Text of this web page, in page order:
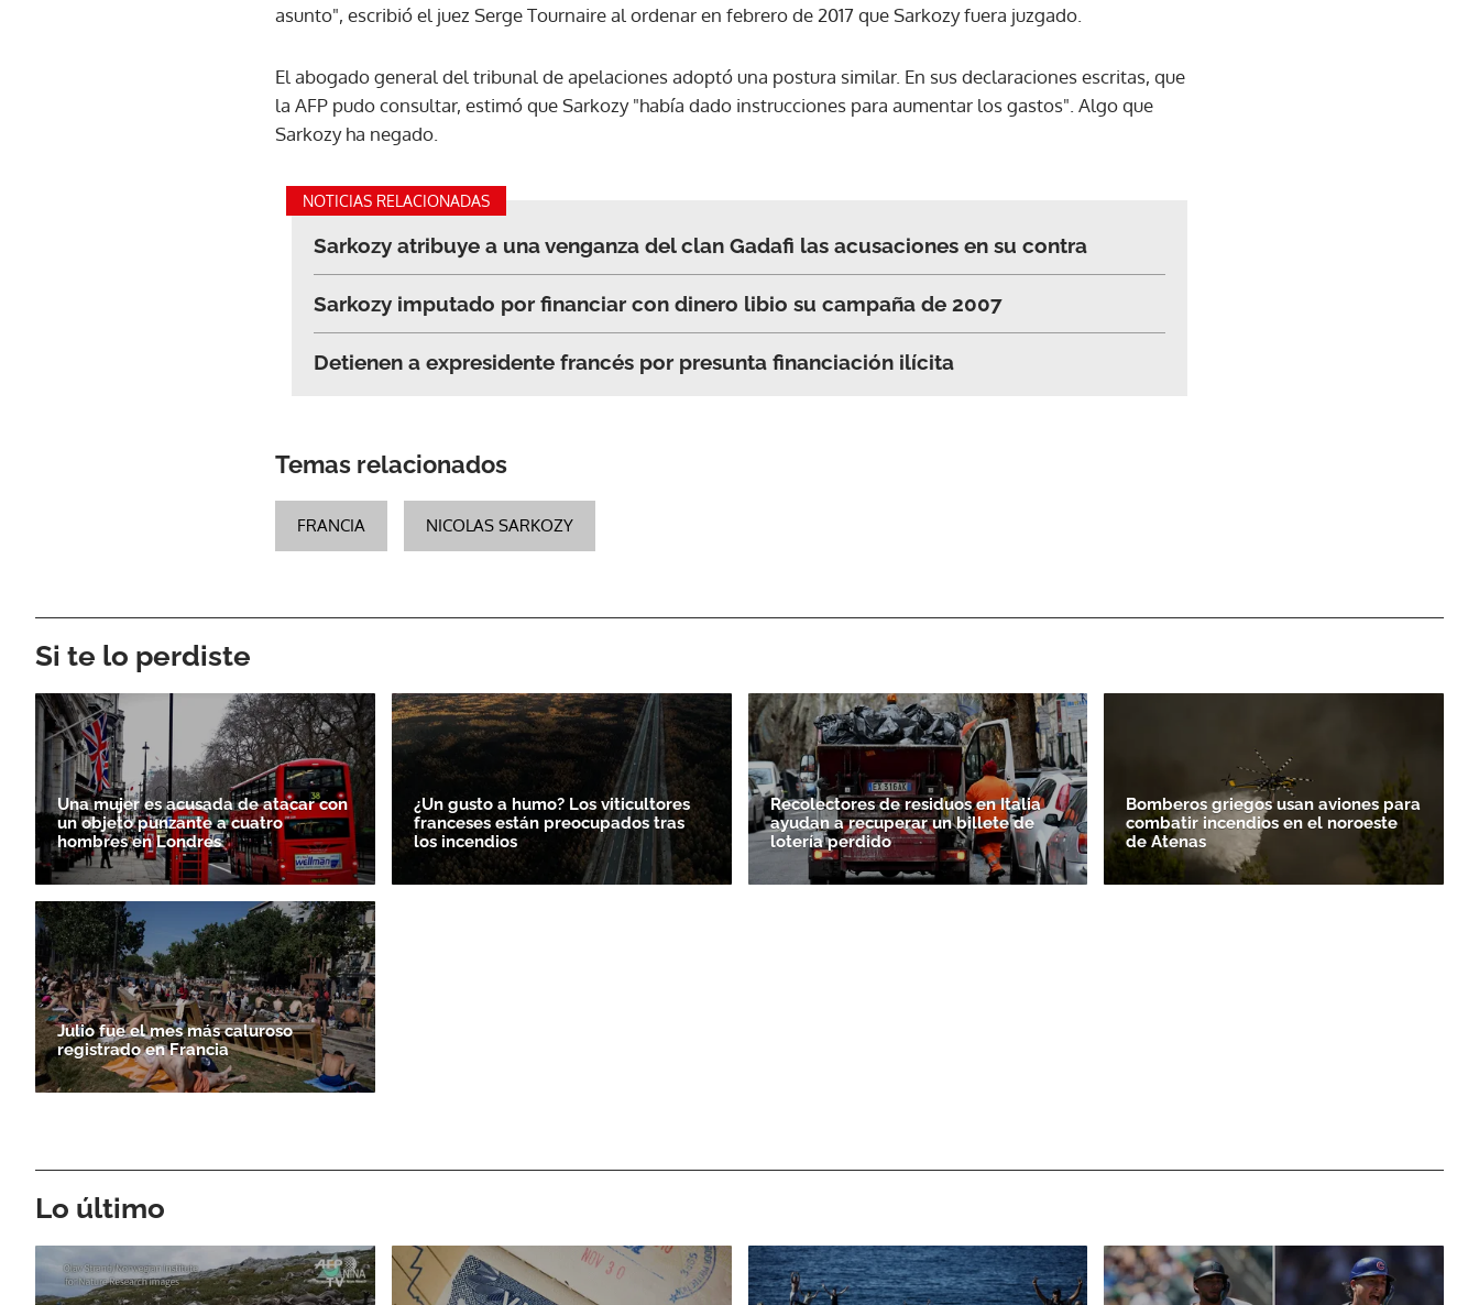
asunto", escribió el juez Serge Tournaire al ordenar en febrero de 2017 que Sarkozy fuera juzgado.
El abogado general del tribunal de apelaciones adoptó una postura similar. En sus declaraciones escritas, que
la AFP pudo consultar, estimó que Sarkozy "había dado instrucciones para aumentar los gastos". Algo que
Sarkozy ha negado.
NOTICIAS RELACIONADAS
Sarkozy atribuye a una venganza del clan Gadafi las acusaciones en su contra
Sarkozy imputado por financiar con dinero libio su campaña de 2007
Detienen a expresidente francés por presunta financiación ilícita
Temas relacionados
FRANCIA NICOLAS SARKOZY
Si te lo perdiste
Una mujer es acusada de atacar con
un objeto punzante a cuatro
hombres en Londres
¿Un gusto a humo? Los viticultores
franceses están preocupados tras
los incendios
Recolectores de residuos en Italia
ayudan a recuperar un billete de
lotería perdido
Bomberos griegos usan aviones para
combatir incendios en el noroeste
de Atenas
Julio fue el mes más caluroso
registrado en Francia
Lo último